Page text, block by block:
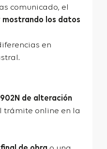
comunicado, el
los datos
en
de alteración
trámite online en la